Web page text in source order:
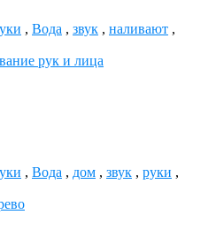
, Вода , звук , наливают ,
рук и лица
, Вода , дом , звук , руки ,